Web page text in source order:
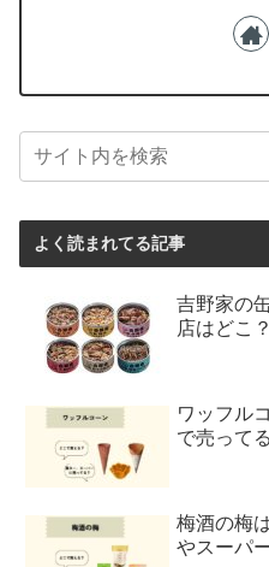
よく読まれてる記事
吉野家の
店はどこ？
ワッフル
で売って
梅酒の梅
やスーパ